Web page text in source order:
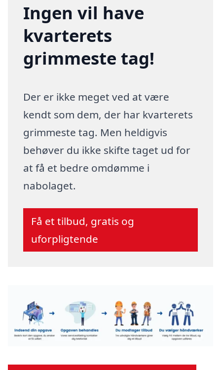
Ingen vil have
kvarterets
grimmeste tag!
Der er ikke meget ved at være
kendt som dem, der har kvarterets
grimmeste tag. Men heldigvis
behøver du ikke skifte taget ud for
at få et bedre omdømme i
nabolaget.
Få et tilbud, gratis og
uforpligtende